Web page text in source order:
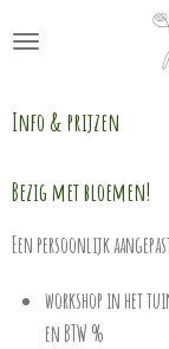
de
Info & prijzen
Bezig met bloemen!
Een persoonlijk
workshop in het
en BTW %